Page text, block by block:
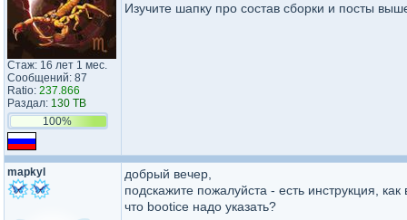
Стаж: 16 лет 1 мес.
Сообщений: 87
Ratio: 237.866
Раздал: 130 TB
100%
Изучите шапку про состав сборки и посты
mapkyl
добрый вечер,
подскажите пожалуйста - есть инструкция,
что bootice надо указать?